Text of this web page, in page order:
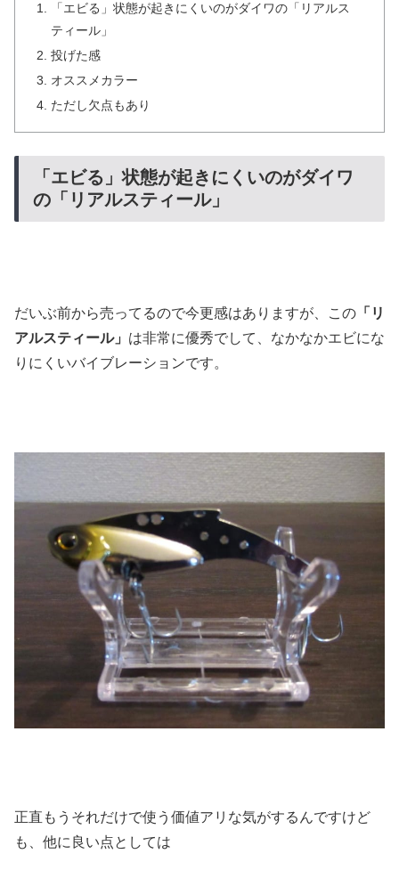
「エビる」状態が起きにくいのがダイワの「リアルス
ティール」
投げた感
オススメカラー
ただし欠点もあり
「エビる」状態が起きにくいのがダイワ
の「リアルスティール」
だいぶ前から売ってるので今更感はありますが、この 「リ
アルスティール」 は非常に優秀でして、なかなかエビにな
りにくいバイブレーションです。
正直もうそれだけで使う価値アリな気がするんですけど
も、他に良い点としては